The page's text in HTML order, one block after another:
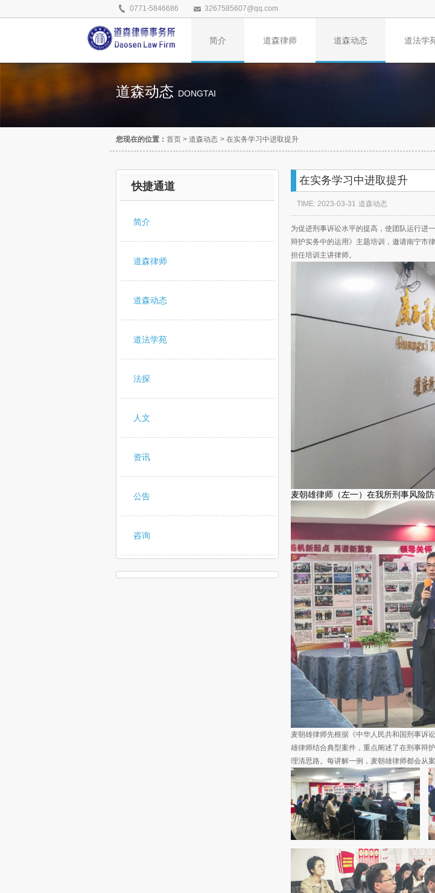
0771-5846686 3267585607@qq.com
简介 道森律师 道森动态 道法学
道森动态 DONGTAI
您现在的位置： 首页 > 道森动态 > 在实务学习中进取提升
快捷通道
简介
道森律师
道森动态
道法学苑
法探
人文
资讯
公告
咨询
在实务学习中进取提升
TIME: 2023-03-31 道森动态
为促进刑事诉讼水平的提高，使团队运行进
辩护实务中的运用》主题培训，邀请南宁市
担任培训主讲律师。
麦朝雄律师（左一）在我所刑事风险
麦朝雄律师先根据《中华人民共和国刑事诉
雄律师结合典型案件，重点阐述了在刑事辩
理清思路。每讲解一例，麦朝雄律师都会从